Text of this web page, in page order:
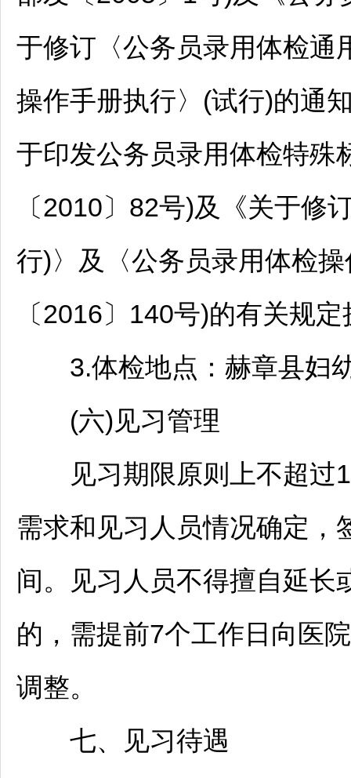
于修订〈公务员录用体检通
操作手册执行〉(试行)的通
于印发公务员录用体检特殊
〔2010〕82号)及《关于修
行)〉及〈公务员录用体检
〔2016〕140号)的有关规
3.体检地点： 赫章县妇
(六)见习管理
见习期限原则上不超过
需求和见习人员情况确定，
间。见习人员不得擅自延长
的，需提前7个工作日向医
调整。
七、见习待遇